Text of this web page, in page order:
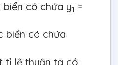
biển có chứa y1 =
biển có chứa
tỉ lệ thuận ta có: